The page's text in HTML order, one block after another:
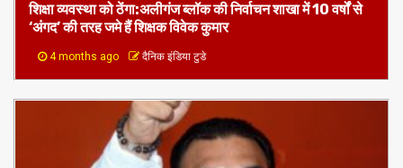
शिक्षा व्यवस्था को ठेंगा:अलीगंज ब्लॉक की निर्वाचन शाखा में 10 वर्षों से
‘अंगद’ की तरह जमे हैं शिक्षक विवेक कुमार
4 months ago दैनिक इंडिया टुडे